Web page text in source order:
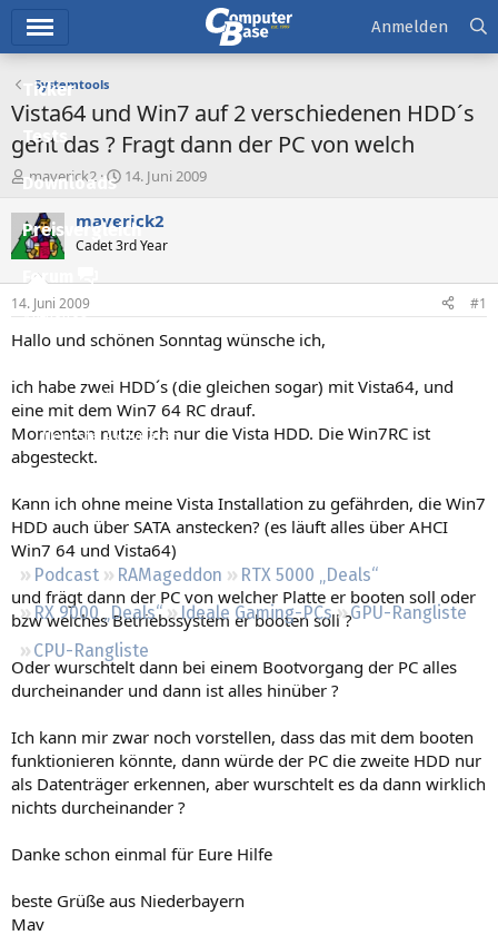
Ticker
Tests
Downloads
Preisvergleich
Forum
Aktuelles
Neue Beiträge
Neueste Aktivitäten
Regeln
Podcast RAMageddon
RTX 5000 „Deals“
RX 9000 „Deals“
Ideale Gaming-PCs
GPU-Rangliste
CPU-Rangliste
Anmelden
Systemtools
Vista64 und Win7 auf 2 verschiedenen HDD´s
geht das ? Fragt dann der PC von welch
E
r
s
t
e
e
r
maverick2
E
s
e
t
a
14. Juni 2009
maverick2
Cadet 3rd Year
14. Juni 2009 #1
Hallo und schönen Sonntag wünsche ich,
ich habe zwei HDD´s (die gleichen sogar) mit Vista64, und
eine mit dem Win7 64 RC drauf.
Momentan nutze ich nur die Vista HDD. Die Win7RC ist
abgesteckt.
Kann ich ohne meine Vista Installation zu gefährden, die Win7
HDD auch über SATA anstecken? (es läuft alles über AHCI
Win7 64 und Vista64)
und frägt dann der PC von welcher Platte er booten soll oder
bzw welches Betriebssystem er booten soll ?
Oder wurschtelt dann bei einem Bootvorgang der PC alles
durcheinander und dann ist alles hinüber ?
Ich kann mir zwar noch vorstellen, dass das mit dem booten
funktionieren könnte, dann würde der PC die zweite HDD nur
als Datenträger erkennen, aber wurschtelt es da dann wirklich
nichts durcheinander ?
Danke schon einmal für Eure Hilfe
beste Grüße aus Niederbayern
Mav